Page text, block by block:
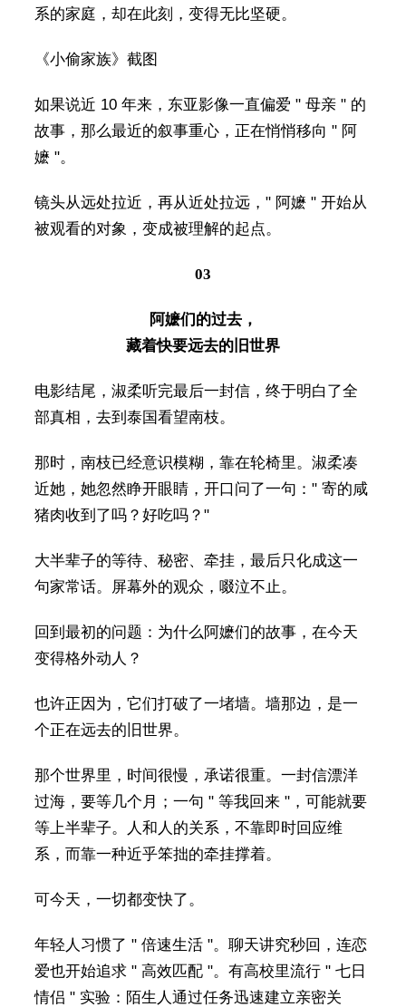
系的家庭，却在此刻，变得无比坚硬。
《小偷家族》截图
如果说近 10 年来，东亚影像一直偏爱 " 母亲 " 的
故事，那么最近的叙事重心，正在悄悄移向 " 阿
嬷 "。
镜头从远处拉近，再从近处拉远，" 阿嬷 " 开始从
被观看的对象，变成被理解的起点。
03
阿嬷们的过去，
藏着快要远去的旧世界
电影结尾，淑柔听完最后一封信，终于明白了全
部真相，去到泰国看望南枝。
那时，南枝已经意识模糊，靠在轮椅里。淑柔凑
近她，她忽然睁开眼睛，开口问了一句：" 寄的咸
猪肉收到了吗？好吃吗？"
大半辈子的等待、秘密、牵挂，最后只化成这一
句家常话。屏幕外的观众，啜泣不止。
回到最初的问题：为什么阿嬷们的故事，在今天
变得格外动人？
也许正因为，它们打破了一堵墙。墙那边，是一
个正在远去的旧世界。
那个世界里，时间很慢，承诺很重。一封信漂洋
过海，要等几个月；一句 " 等我回来 "，可能就要
等上半辈子。人和人的关系，不靠即时回应维
系，而靠一种近乎笨拙的牵挂撑着。
可今天，一切都变快了。
年轻人习惯了 " 倍速生活 "。聊天讲究秒回，连恋
爱也开始追求 " 高效匹配 "。有高校里流行 " 七日
情侣 " 实验：陌生人通过任务迅速建立亲密关